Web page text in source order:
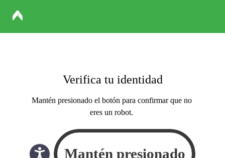
Verifica tu identidad
Mantén presionado el botón para confirmar que no
eres un robot.